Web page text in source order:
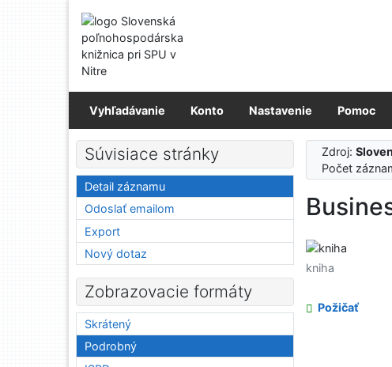
Prejsť na menu
Prehlásenie o webovej prístupnosti
Vyhľadávanie Konto Nastavenie Pomoc
Zdroj:
Počet
kniha
Požičať
Súvisiace stránky
Detail záznamu
Odoslať emailom
Export
Nový dotaz
Zobrazovacie formáty
Skrátený
Podrobný